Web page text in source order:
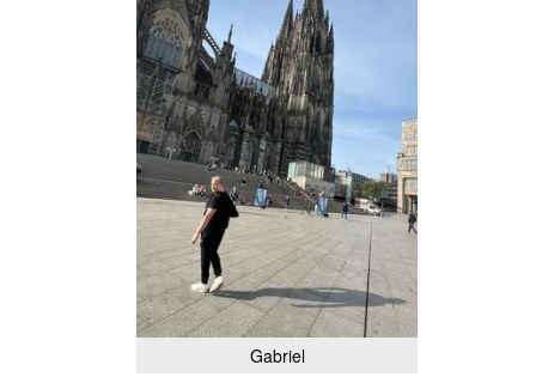
Gabriel